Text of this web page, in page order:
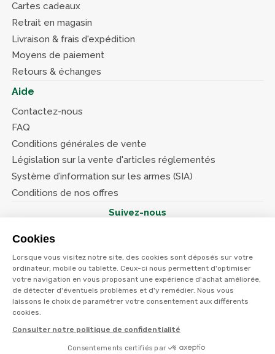
Cookies
Lorsque vous visitez notre site, des cookies sont déposés sur votre
ordinateur, mobile ou tablette. Ceux-ci nous permettent d'optimiser
votre navigation en vous proposant une expérience d'achat améliorée,
de détecter d'éventuels problèmes et d'y remédier. Nous vous
laissons le choix de paramétrer votre consentement aux différents
cookies.
Consulter notre politique de confidentialité
Consentements certifiés par
Cartes cadeaux
Retrait en magasin
Livraison & frais d'expédition
Moyens de paiement
Retours & échanges
Aide
Contactez-nous
FAQ
Conditions générales de vente
Législation sur la vente d'articles réglementés
Système d’information sur les armes (SIA)
Conditions de nos offres
Suivez-nous
© Terres et eaux 2026
Politique de confidentialité
Mentions légales
CGV